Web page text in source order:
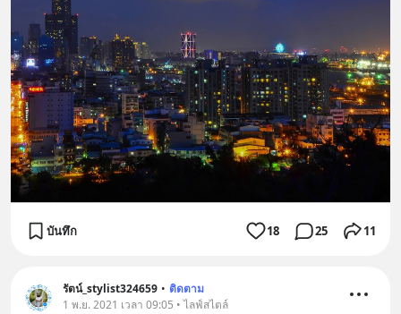
บันทึก 18 25 11
รัตน์_stylist324659 • ติดตาม
1 พ.ย. 2021 เวลา 09:05 • ไลฟ์สไตล์